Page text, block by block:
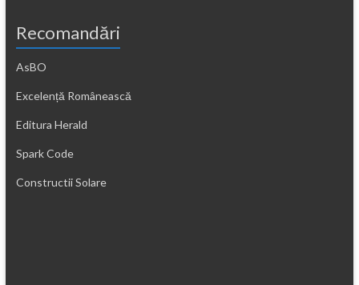
Recomandări
AsBO
Excelență Românească
Editura Herald
Spark Code
Constructii Solare